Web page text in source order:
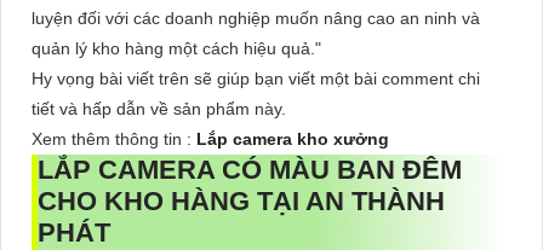
luyện đối với các doanh nghiệp muốn nâng cao an ninh và
quản lý kho hàng một cách hiệu quả."
Hy vọng bài viết trên sẽ giúp bạn viết một bài comment chi
tiết và hấp dẫn về sản phẩm này.
Xem thêm thông tin : Lắp camera kho xưởng
LẮP CAMERA CÓ MÀU BAN ĐÊM
CHO KHO HÀNG TẠI AN THÀNH
PHÁT